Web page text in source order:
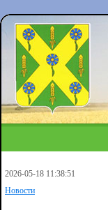
2026-05-18 11:38:51
Новости